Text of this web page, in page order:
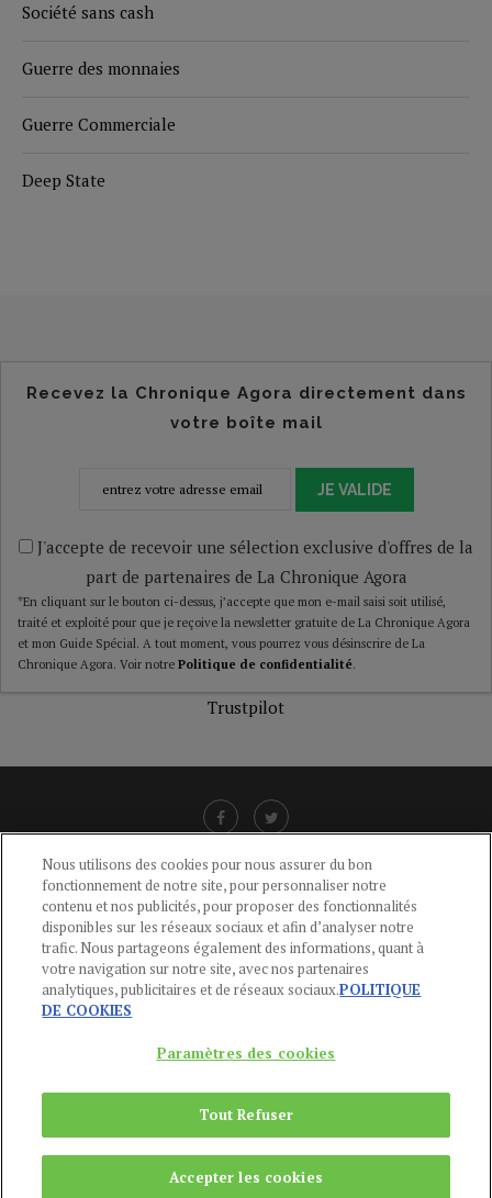
Société sans cash
Guerre des monnaies
Guerre Commerciale
Deep State
Recevez la Chronique Agora directement dans
votre boîte mail
JE VALIDE
J'accepte de recevoir une sélection exclusive d'offres de la
part de partenaires de La Chronique Agora
*En cliquant sur le bouton ci-dessus, j’accepte que mon e-mail saisi soit utilisé,
traité et exploité pour que je reçoive la newsletter gratuite de La Chronique Agora
et mon Guide Spécial. A tout moment, vous pourrez vous désinscrire de La
Chronique Agora. Voir notre Politique de confidentialité.
Trustpilot
CGU-POLITIQUE DE CONFIDENTIALITÉ -POLITIQUE DES COOKIES
MENTIONS LÉGALES -AIDE
CONTACT
01 44 59 91 11
Du Lundi au Vendredi, 9h-13h et 14h-17h
Copyright © 2024Publications Agora
REMONTER
Nous utilisons des cookies pour nous assurer du bon
fonctionnement de notre site, pour personnaliser notre
contenu et nos publicités, pour proposer des fonctionnalités
disponibles sur les réseaux sociaux et afin d’analyser notre
trafic. Nous partageons également des informations, quant à
votre navigation sur notre site, avec nos partenaires
analytiques, publicitaires et de réseaux sociaux.POLITIQUE
DE COOKIES
Paramètres des cookies
Tout Refuser
Accepter les cookies